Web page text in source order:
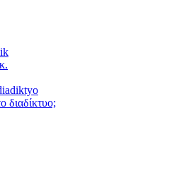
διαδίκτυο;